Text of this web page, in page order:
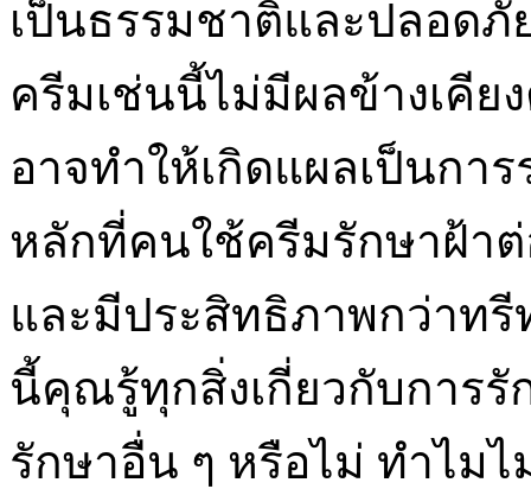
เป็นธรรมชาติและปลอดภั
ครีมเช่นนี้ไม่มีผลข้างเคีย
อาจทำให้เกิดแผลเป็นกา
หลักที่คนใช้ครีมรักษาฝ้า
และมีประสิทธิภาพกว่าท
นี้คุณรู้ทุกสิ่งเกี่ยวกับการ
รักษาอื่น ๆ หรือไม่ ทำไม